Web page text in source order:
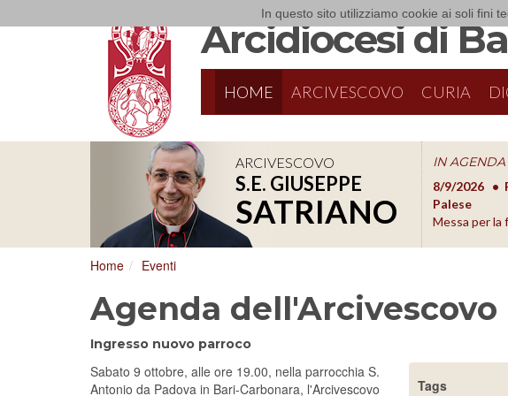
In questo sito utilizziamo cookie ai soli fini
Arcidiocesi di
HOME ARCIVESCOVO CURIA
ARCIVESCOVO
S.E. GIUSEPPE
SATRIANO
IN AGENDA
8/17/2026
Conversano
Conferenza Episcopale Pugliese
8/9/2026
Palese
Messa per la
Home Eventi
Agenda dell'Arcivescovo
Ingresso nuovo parroco
Tags
Sabato 9 ottobre, alle ore 19.00, nella parrocchia S.
Antonio da Padova in Bari-Carbonara, l'Arcivescovo